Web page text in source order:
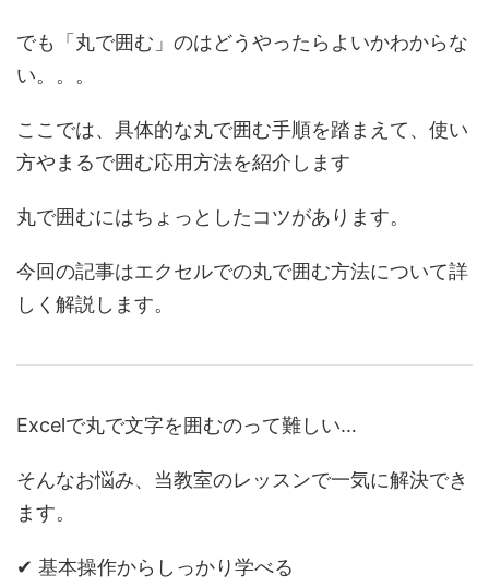
でも「丸で囲む」のはどうやったらよいかわからな
い。。。
ここでは、具体的な丸で囲む手順を踏まえて、使い
方やまるで囲む応用方法を紹介します
丸で囲むにはちょっとしたコツがあります。
今回の記事はエクセルでの丸で囲む方法について詳
しく解説します。
Excelで丸で文字を囲むのって難しい…
そんなお悩み、当教室のレッスンで一気に解決でき
ます。
✔ 基本操作からしっかり学べる